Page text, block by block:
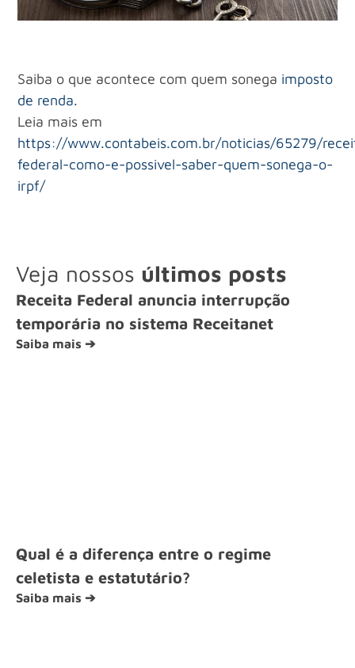
Saiba o que acontece com quem sonega imposto
de renda.
Leia mais em
https://www.contabeis.com.br/noticias/65279/
federal-como-e-possivel-saber-quem-sonega-o-
irpf/
Veja nossos últimos posts
Receita Federal anuncia interrupção
temporária no sistema Receitanet
Saiba mais ➔
Qual é a diferença entre o regime
celetista e estatutário?
Saiba mais ➔